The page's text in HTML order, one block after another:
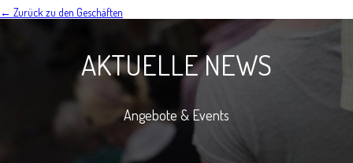
← Zurück zu den Geschäften
AKTUELLE NEWS
Angebote & Events